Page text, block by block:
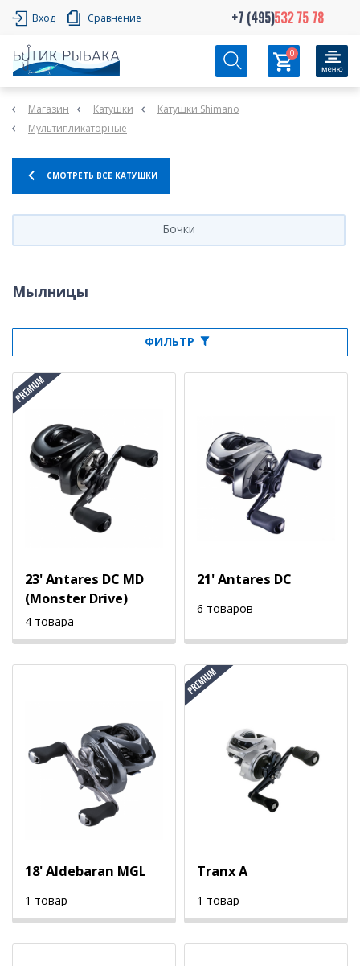
Вход Сравнение +7 (495)532 75 78
0
Магазин Катушки
Катушки Shimano
Мультипликаторные
СМОТРЕТЬ ВСЕ КАТУШКИ
Бочки
Мылницы
ФИЛЬТР
23' Antares DC MD
(Monster Drive)
4 товара
21' Antares DC
6 товаров
18' Aldebaran MGL
1 товар
Tranx A
1 товар